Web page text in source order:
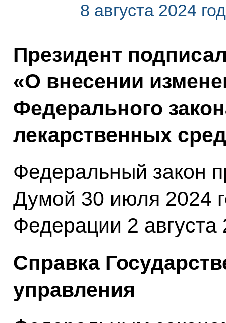
8 августа 2024
Президент
«О внесении
Федерального
лекарственных
Федеральный закон
Думой 30 июля 2024
Федерации 2 августа
Справка
управления